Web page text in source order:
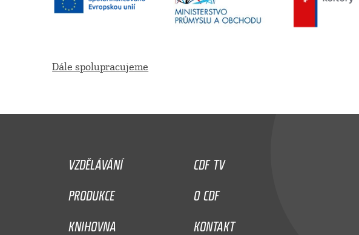
Dále spolupracujeme
VZDĚLÁVÁNÍ
CDF TV
PRODUKCE
O CDF
KNIHOVNA
KONTAKT